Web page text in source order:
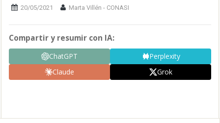
20/05/2021 Marta Villén - CONASI
Compartir y resumir con IA:
ChatGPT
Perplexity
Claude
Grok